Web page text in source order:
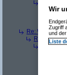
Re(4):
Re: Wieviele
Re(2):
Re(3):
Wir
Zugriff
und
Liste